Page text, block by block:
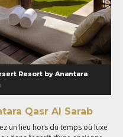
Resort by Anantara
Qasr Al Sarab
un lieu hors du temps où luxe